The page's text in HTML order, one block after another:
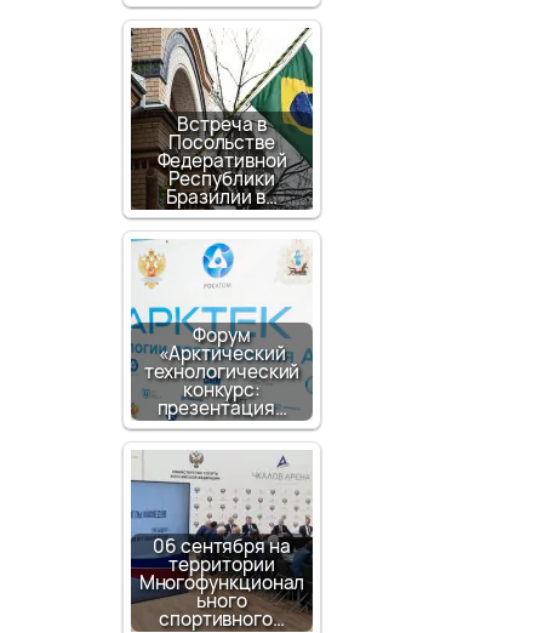
Встреча в
Посольстве
Федеративной
Республики
Бразилии в…
Форум
«Арктический
технологический
конкурс:
презентация…
06 сентября на
территории
Многофункционал
ьного
спортивного…